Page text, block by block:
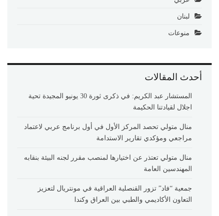
لبنان
منوعات
أحدث المقالات
المستشار عبد الكريم: في ذكرى ثورة 30 يونيو المجيدة تحية
اجلال لقيادتنا الحكيمة
منال متولي تحصد المركز الأول في أول برنامج عربي لاعتماد
مراجعي ومؤكدي تقارير الاستدامة
منال متولي تعتذر عن اختيارها لمنصب مقرر لجنه البيئة بنقابه
المهندسين العامة
جمعية “فاد” تزور القنصلية العراقية في مونتريال لتعزيز
التعاون الأكاديمي والطبي بين العراق وكندا